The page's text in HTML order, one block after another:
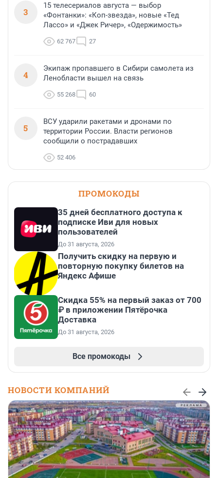
3
15 телесериалов августа — выбор
«Фонтанки»: «Коп-звезда», новые «Тед
Лассо» и «Джек Ричер», «Одержимость»
62 767 27
4
Экипаж пропавшего в Сибири самолета из
Ленобласти вышел на связь
55 268 60
5
ВСУ ударили ракетами и дронами по
территории России. Власти регионов
сообщили о пострадавших
52 406
ПРОМОКОДЫ
35 дней бесплатного доступа к
подписке Иви для новых
пользователей
До 31 августа, 2026
Получить скидку на первую и
повторную покупку билетов на
Яндекс Афише
Скидка 55% на первый заказ от 700
₽ в приложении Пятёрочка
Доставка
До 31 августа, 2026
Все промокоды
НОВОСТИ КОМПАНИЙ